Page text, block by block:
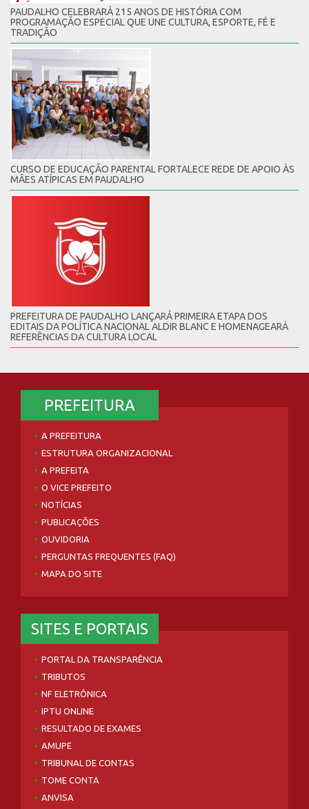
PAUDALHO CELEBRARÁ 215 ANOS DE HISTÓRIA COM
PROGRAMAÇÃO ESPECIAL QUE UNE CULTURA, ESPORTE, FÉ E
TRADIÇÃO
CURSO DE EDUCAÇÃO PARENTAL FORTALECE REDE DE APOIO ÀS
MÃES ATÍPICAS EM PAUDALHO
PREFEITURA DE PAUDALHO LANÇARÁ PRIMEIRA ETAPA DOS
EDITAIS DA POLÍTICA NACIONAL ALDIR BLANC E HOMENAGEARÁ
REFERÊNCIAS DA CULTURA LOCAL
PREFEITURA
A PREFEITURA
ESTRUTURA ORGANIZACIONAL
A PREFEITA
O VICE PREFEITO
NOTÍCIAS
PUBLICAÇÕES
OUVIDORIA
PERGUNTAS FREQUENTES (FAQ)
MAPA DO SITE
SITES E PORTAIS
PORTAL DA TRANSPARÊNCIA
TRIBUTOS
NF ELETRÔNICA
IPTU ONLINE
RESULTADO DE EXAMES
AMUPE
TRIBUNAL DE CONTAS
TOME CONTA
ANVISA